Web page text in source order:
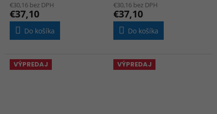
€30,16 bez DPH
€37,10
Do košíka
€30,16 bez DPH
€37,10
Do košíka
VÝPREDAJ VÝPREDAJ